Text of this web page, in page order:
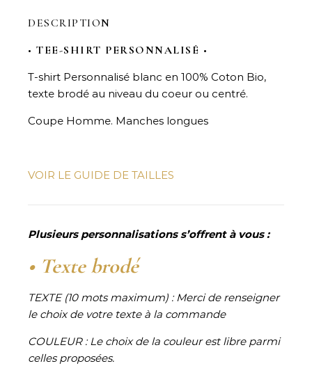
DESCRIPTION
• TEE-SHIRT PERSONNALISÉ •
T-shirt Personnalisé blanc en 100% Coton Bio,
texte brodé au niveau du coeur ou centré.
Coupe Homme. Manches longues
VOIR LE GUIDE DE TAILLES
Plusieurs personnalisations s’offrent à vous :
• Texte brodé
TEXTE (10 mots maximum) :Merci de renseigner
le choix de votre texte à la commande
COULEUR :Le choix de la couleur est libre parmi
celles proposées.